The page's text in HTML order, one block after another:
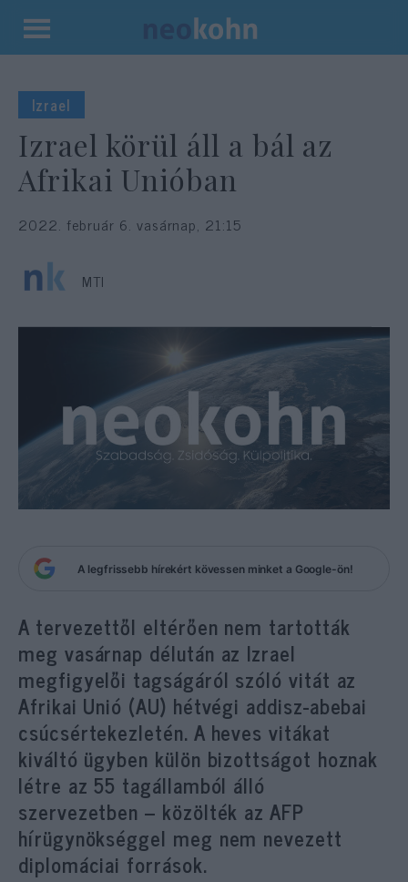
Kilépés
tartalomba
Izrael
Izrael körül áll a bál az
Afrikai Unióban
2022. február 6. vasárnap, 21:15
MTI
A legfrissebb hírekért kövessen minket a Google-ön!
A tervezettől eltérően nem tartották
meg vasárnap délután az Izrael
megfigyelői tagságáról szóló vitát az
Afrikai Unió (AU) hétvégi addisz-abebai
csúcsértekezletén. A heves vitákat
kiváltó ügyben külön bizottságot hoznak
létre az 55 tagállamból álló
szervezetben – közölték az AFP
hírügynökséggel meg nem nevezett
diplomáciai források.